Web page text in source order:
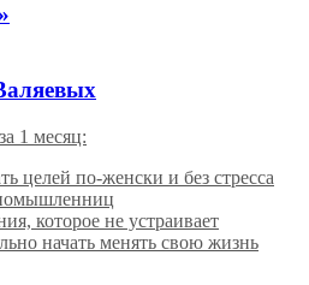
1 месяц:
целей по-женски и без стресса
которое не устраивает
начать менять свою жизнь